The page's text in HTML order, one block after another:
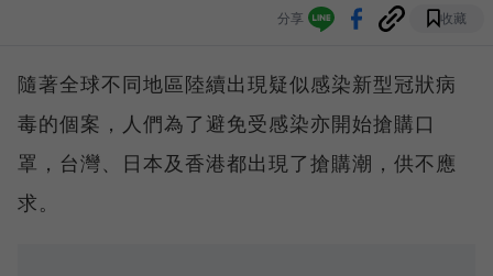
分享 收藏
隨著全球不同地區陸續出現疑似感染新型冠狀病
毒的個案，人們為了避免受感染亦開始搶購口
罩，台灣、日本及香港都出現了搶購潮，供不應
求。